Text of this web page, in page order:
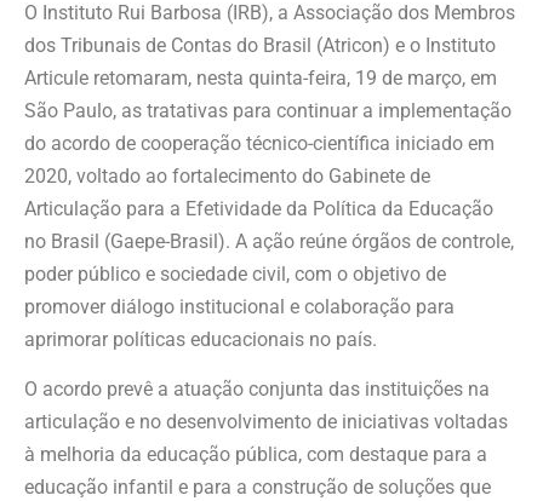
O Instituto Rui Barbosa (IRB), a Associação dos Membros
dos Tribunais de Contas do Brasil (Atricon) e o Instituto
Articule retomaram, nesta quinta-feira, 19 de março, em
São Paulo, as tratativas para continuar a implementação
do acordo de cooperação técnico-científica iniciado em
2020, voltado ao fortalecimento do Gabinete de
Articulação para a Efetividade da Política da Educação
no Brasil (Gaepe-Brasil). A ação reúne órgãos de controle,
poder público e sociedade civil, com o objetivo de
promover diálogo institucional e colaboração para
aprimorar políticas educacionais no país.
O acordo prevê a atuação conjunta das instituições na
articulação e no desenvolvimento de iniciativas voltadas
à melhoria da educação pública, com destaque para a
educação infantil e para a construção de soluções que